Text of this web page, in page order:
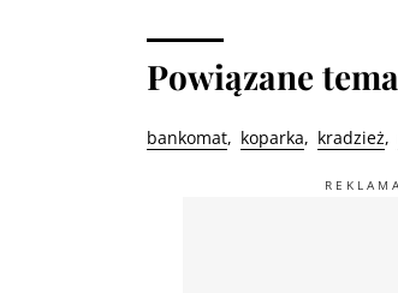
Powiązane
bankomat koparka kradzież